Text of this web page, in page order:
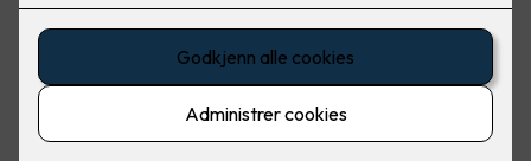
med rent tap. Vi har samlet noen viktige tips og råd til hva
som faktisk lønner seg å gjøre før et boligsalg.
Hvor bør du starte?